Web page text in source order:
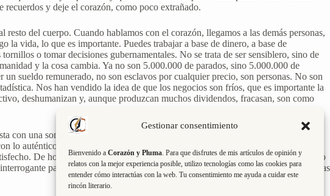
Gestionar consentimiento
Bienvenido a Corazón y Pluma. Para que disfrutes de mis artículos de opinión y
relatos con la mejor experiencia posible, utilizo tecnologías como las cookies para
entender cómo interactúas con la web. Tu consentimiento me ayuda a cuidar este
rincón literario.
recuerdos y deje el corazón, como poco extrañado.
del cuerpo. Cuando hablamos con el corazón, llegamos a las demás personas,
la vida, lo que es importante. Puedes trabajar a base de dinero, a base de
o tomar decisiones gubernamentales. No se trata de ser sensiblero, sino de
y la cosa cambia. Ya no son 5.000.000 de parados, sino 5.000.000 de
sueldo remunerado, no son esclavos por cualquier precio, son personas. No son
Nos han vendido la idea de que los negocios son fríos, que es importante la
deshumanizan y, aunque produzcan muchos dividendos, fracasan, son como
una sonrisa sincera, con una mirada limpia de intereses. ¿Se puede enseñar?
lo auténtico. Lo que tú hagas depende de tí. En donde estás eres importante
De hoy en hoy. El pasado tendrá sentido, sería una buena historia y el futuro
para los demás. Se producirá esa conexión, si antes de mirar al otro, miras